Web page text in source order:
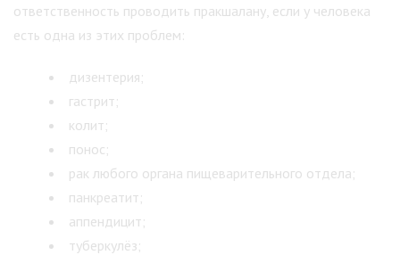
ответственность проводить пракшалану, если у человека
есть одна из этих проблем:
дизентерия;
гастрит;
колит;
понос;
рак любого органа пищеварительного отдела;
панкреатит;
аппендицит;
туберкулёз;